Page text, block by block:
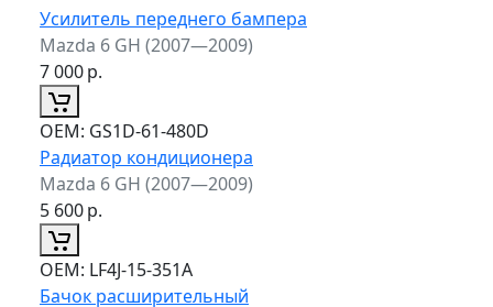
Усилитель переднего бампера
Mazda 6 GH (2007—2009)
7 000р.
ОЕМ: GS1D-61-480D
Радиатор кондиционера
Mazda 6 GH (2007—2009)
5 600р.
ОЕМ: LF4J-15-351A
Бачок расширительный